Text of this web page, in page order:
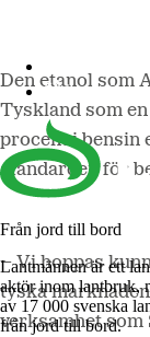
Från jord till bord
Lantmännen är ett
aktör inom lantbruk,
av 17 000 svenska
från jord till bord.
Den etanol som
Tyskland som
procent i bensin
standarden för
– Vi hoppas
tyska
verksamhet